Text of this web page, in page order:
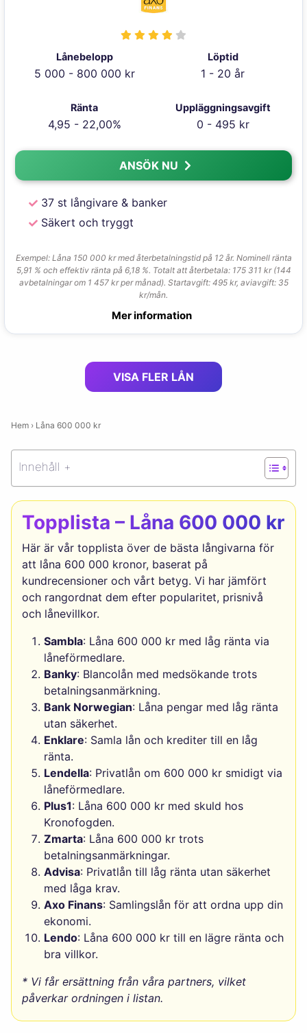
Lånebelopp
5 000 - 800 000 kr
Löptid
1 - 20 år
Ränta
4,95 - 22,00%
Uppläggningsavgift
0 - 495 kr
ANSÖK NU
37 st långivare & banker
Säkert och tryggt
Exempel: Låna 150 000 kr med återbetalningstid på 12 år. Nominell ränta
5,91 % och effektiv ränta på 6,18 %. Totalt att återbetala: 175 311 kr (144
avbetalningar om 1 457 kr per månad). Startavgift: 495 kr, aviavgift: 35
kr/mån.
Mer information
VISA FLER LÅN
Hem › Låna 600 000 kr
Innehåll +
Topplista – Låna 600 000 kr
Här är vår topplista över de bästa långivarna för
att låna 600 000 kronor, baserat på
kundrecensioner och vårt betyg. Vi har jämfört
och rangordnat dem efter popularitet, prisnivå
och lånevillkor.
Sambla: Låna 600 000 kr med låg ränta via
låneförmedlare.
Banky: Blancolån med medsökande trots
betalningsanmärkning.
Bank Norwegian: Låna pengar med låg ränta
utan säkerhet.
Enklare: Samla lån och krediter till en låg
ränta.
Lendella: Privatlån om 600 000 kr smidigt via
låneförmedlare.
Plus1: Låna 600 000 kr med skuld hos
Kronofogden.
Zmarta: Låna 600 000 kr trots
betalningsanmärkningar.
Advisa: Privatlån till låg ränta utan säkerhet
med låga krav.
Axo Finans: Samlingslån för att ordna upp din
ekonomi.
Lendo: Låna 600 000 kr till en lägre ränta och
bra villkor.
* Vi får ersättning från våra partners, vilket
påverkar ordningen i listan.